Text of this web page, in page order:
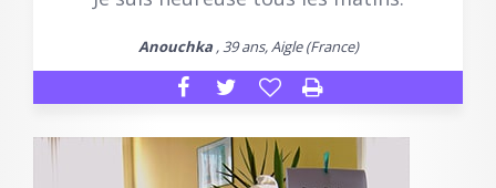
Anouchka, 39 ans, Aigle (France)